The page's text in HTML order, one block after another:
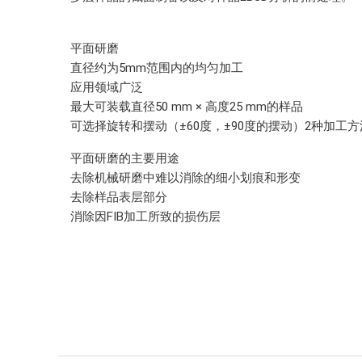
平面研磨
直径约为5mm范围内的均匀加工
应用领域广泛
最大可装载直径50 mm × 高度25 mm的样品
可选择旋转和摆动（±60度，±90度的摆动）2种加工方
平面研磨的主要用途
去除机械研磨中难以消除的细小划痕和形变
去除样品表层部分
消除因FIB加工所致的损伤层